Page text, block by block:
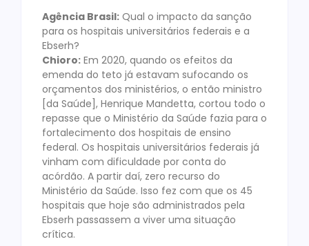
Agência Brasil: Qual o impacto da sanção
para os hospitais universitários federais e a
Ebserh?
Chioro: Em 2020, quando os efeitos da
emenda do teto já estavam sufocando os
orçamentos dos ministérios, o então ministro
[da Saúde], Henrique Mandetta, cortou todo o
repasse que o Ministério da Saúde fazia para o
fortalecimento dos hospitais de ensino
federal. Os hospitais universitários federais já
vinham com dificuldade por conta do
acórdão. A partir daí, zero recurso do
Ministério da Saúde. Isso fez com que os 45
hospitais que hoje são administrados pela
Ebserh passassem a viver uma situação
crítica.